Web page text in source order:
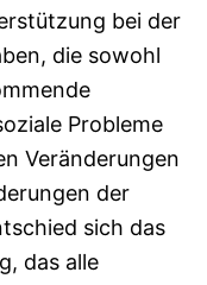
bei der
die sowohl
Probleme
Veränderungen
der
sich das
das alle